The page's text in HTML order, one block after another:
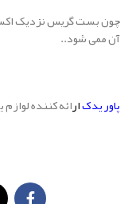
چون بست گریس نزدیک
آن ممی شود..
پاور یدکارائه کننده